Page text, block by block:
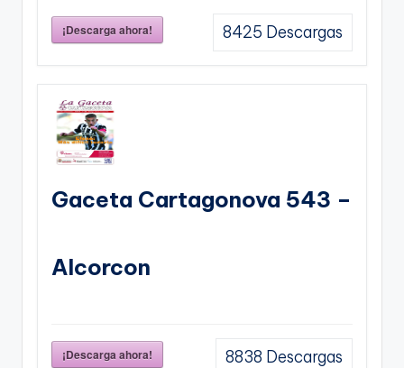
¡Descarga ahora! 8425 Descargas
Gaceta Cartagonova 543 –
Alcorcon
¡Descarga ahora! 8838 Descargas